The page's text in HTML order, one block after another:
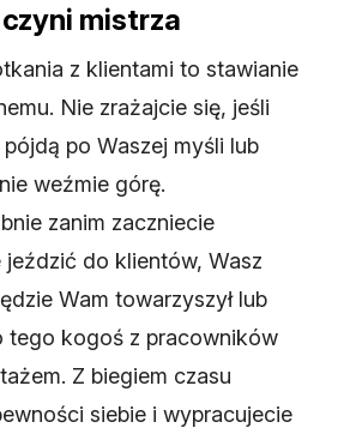
mistrza
z klientami to stawianie
Nie zrażajcie się, jeśli
po Waszej myśli lub
weźmie górę.
zanim zaczniecie
jeździć do klientów, Wasz
Wam towarzyszył lub
tego kogoś z pracowników
Z biegiem czasu
siebie i wypracujecie